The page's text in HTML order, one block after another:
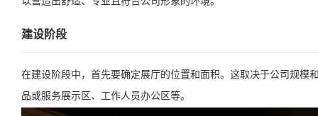
建设阶段
在建设阶段中，首先要确定展厅的位置和面积。这取决于公司规
品或服务展示区、工作人员办公区等。